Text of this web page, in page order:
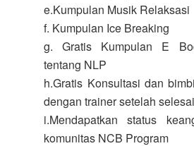
e.Kumpulan Musik Relaksasi
f. Kumpulan Ice Breaking
g. Gratis Kumpulan E
tentang NLP
h.Gratis Konsultasi dan
dengan trainer setelah
i.Mendapatkan status
komunitas NCB Program